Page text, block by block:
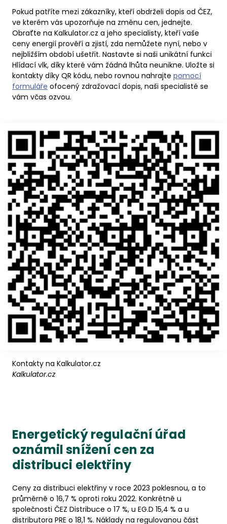
Pokud patříte mezi zákazníky, kteří obdrželi dopis od ČEZ,
ve kterém vás upozorňuje na změnu cen, jednejte.
Obraťte na Kalkulator.cz a jeho specialisty, kteří vaše
ceny energií prověří a zjistí, zda nemůžete nyní, nebo v
nejbližším období ušetřit. Nastavte si naši unikátní funkci
Hlídací vlk, díky které vám žádná lhůta neunikne. Uložte si
kontakty díky QR kódu, nebo rovnou nahrajte pomocí
formuláře ofocený zdražovací dopis, naši specialisté se
vám včas ozvou.
Kontakty na Kalkulator.cz
Kalkulator.cz
Energetický regulační úřad
oznámil snížení cen za
distribuci elektřiny
Ceny za distribuci elektřiny v roce 2023 poklesnou, a to
průměrně o 16,7 % oproti roku 2022. Konkrétně u
společnosti ČEZ Distribuce o 17 %, u EG.D 15,4 % a u
distributora PRE o 18,1 %. Náklady na regulovanou část